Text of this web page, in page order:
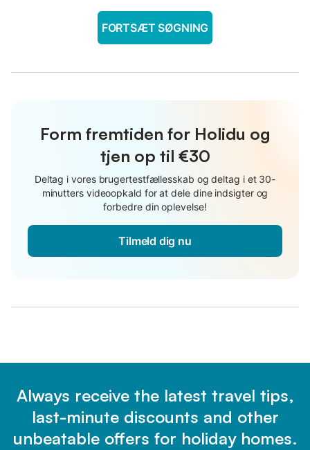
FORTSÆT SØGNING
Form fremtiden for Holidu og
tjen op til €30
Deltag i vores brugertestfællesskab og deltag i et 30-
minutters videoopkald for at dele dine indsigter og
forbedre din oplevelse!
Tilmeld dig nu
Always receive the latest travel tips,
last-minute discounts and other
unbeatable offers for holiday homes.